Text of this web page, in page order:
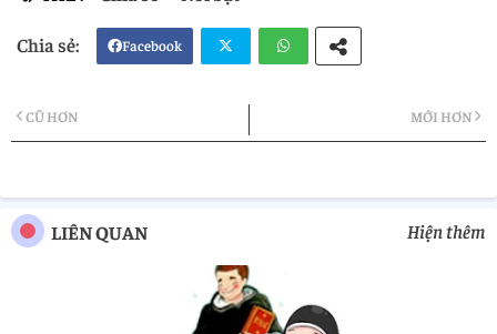
Facebook
MỚI HƠN
CŨ HƠN
LIÊN QUAN Hiện thêm